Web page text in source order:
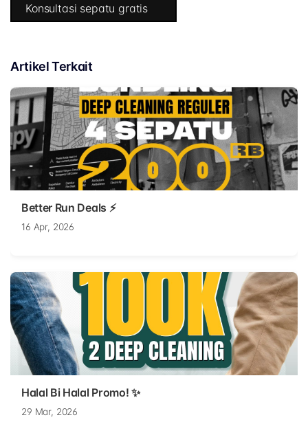
Konsultasi sepatu gratis
Artikel Terkait
Better Run Deals ⚡
16 Apr, 2026
Halal Bi Halal Promo! ✨
29 Mar, 2026